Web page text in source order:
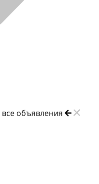
все объявления